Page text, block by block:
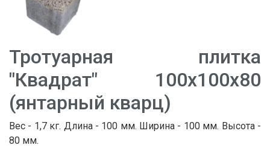
Тротуарная плитка
"Квадрат" 100х100х80
(янтарный кварц)
Вес - 1,7 кг. Длина - 100 мм. Ширина - 100 мм. Высота -
80 мм.